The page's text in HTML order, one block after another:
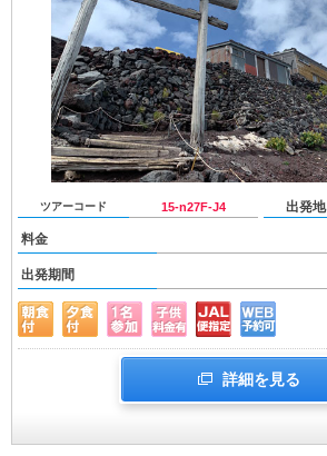
ツアーコード 15-n27F-J4 出発地
料金
出発期間
詳細を見る